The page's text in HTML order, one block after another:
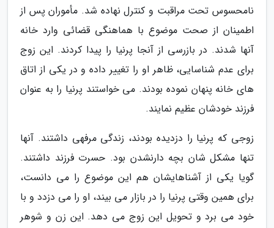
نامحسوس تحت مراقبت و کنترل نهاده شد. مأموران پس از
اطمینان از صحت موضوع با هماهنگی قضائی وارد خانه
آنها شدند. در بازرسی از آنجا پرنیا را پیدا کردند. این زوج
برای عدم شناسایی، ظاهر او را تغییر داده و در یکی از اتاق
های خانه پنهان نموده بودند. می خواستند پرنیا را به عنوان
فرزند خودشان عظیم نمایند.
زوجی که پرنیا را دزدیده بودند، زندگی مرفهی داشتند. آنها
تنها مشکل شان بچه دارنشدن بود. حسرت فرزند داشتند.
گویا یکی از آشناهایشان هم این موضوع را می دانست،
برای همین وقتی پرنیا را در بازار می بیند، او را می دزدد و با
خود می برد و تحویل این زوج می دهد. این زن و شوهر